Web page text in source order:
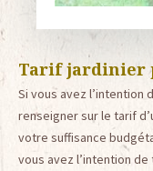
Tarif jardinier
Si vous avez
renseigner sur le tarif
votre suffisance
vous avez l’intention